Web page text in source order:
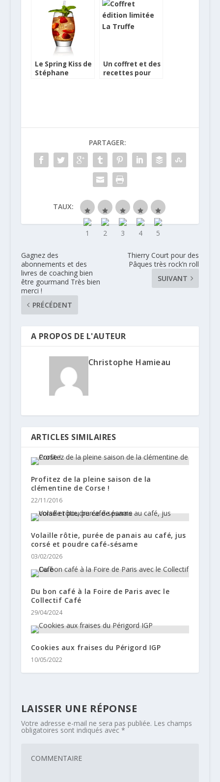
Légumes
Stéphane
Duchiron
Le Spring Kiss de
Stéphane
Un coffret et des
recettes pour
PARTAGER:
TAUX:
Gagnez des
abonnements et des
livres de coaching bien
être gourmand Très bien
merci !
PRÉCÉDENT
Thierry Court pour des
Pâques très rock’n roll
SUIVANT
A PROPOS DE L'AUTEUR
Christophe Hamieau
ARTICLES SIMILAIRES
Profitez de la pleine saison de la
clémentine de Corse !
22/11/2016
Volaille rôtie, purée de panais au café, jus
corsé et poudre café-sésame
03/02/2026
Du bon café à la Foire de Paris avec le
Collectif Café
29/04/2024
Cookies aux fraises du Périgord IGP
10/05/2022
LAISSER UNE RÉPONSE
Votre adresse e-mail ne sera pas publiée. Les champs
obligatoires sont indiqués avec *